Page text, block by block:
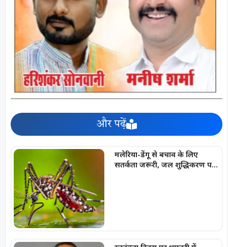
और पढ़ें
मलेरिया-डेंगू से बचाव के लिए
सतर्कता जरूरी, जल शुद्धिकरण पर